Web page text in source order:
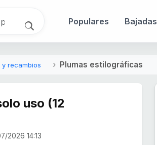
Populares Bajadas
recambios Plumas estilográficas
uso (12
2026 14:13